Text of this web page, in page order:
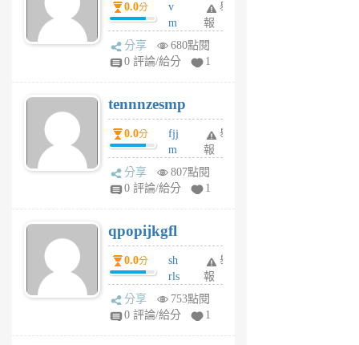
月
前
0.0分
v
m
sg
sr
6
個
月
前
舉
報
分享
680點閱
0 評論/給分
1
tennnzesmp
0.0分
fjj
m
w
rs
6
個
月
前
舉
報
分享
807點閱
0 評論/給分
1
qpopijkgfl
0.0分
sh
rls
k
m
舉
報
分享
753點閱
0 評論/給分
1